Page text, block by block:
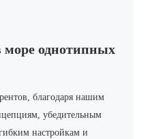
море однотипных
благодаря нашим
убедительным
настройкам и